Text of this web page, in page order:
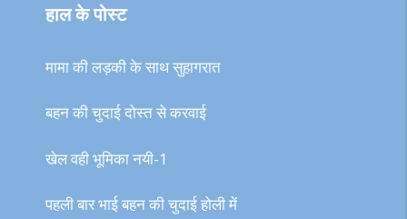
हाल के पोस्ट
मामा की लड़की के साथ सुहागरात
बहन की चुदाई दोस्त से करवाई
खेल वही भूमिका नयी-1
पहली बार भाई बहन की चुदाई होली में